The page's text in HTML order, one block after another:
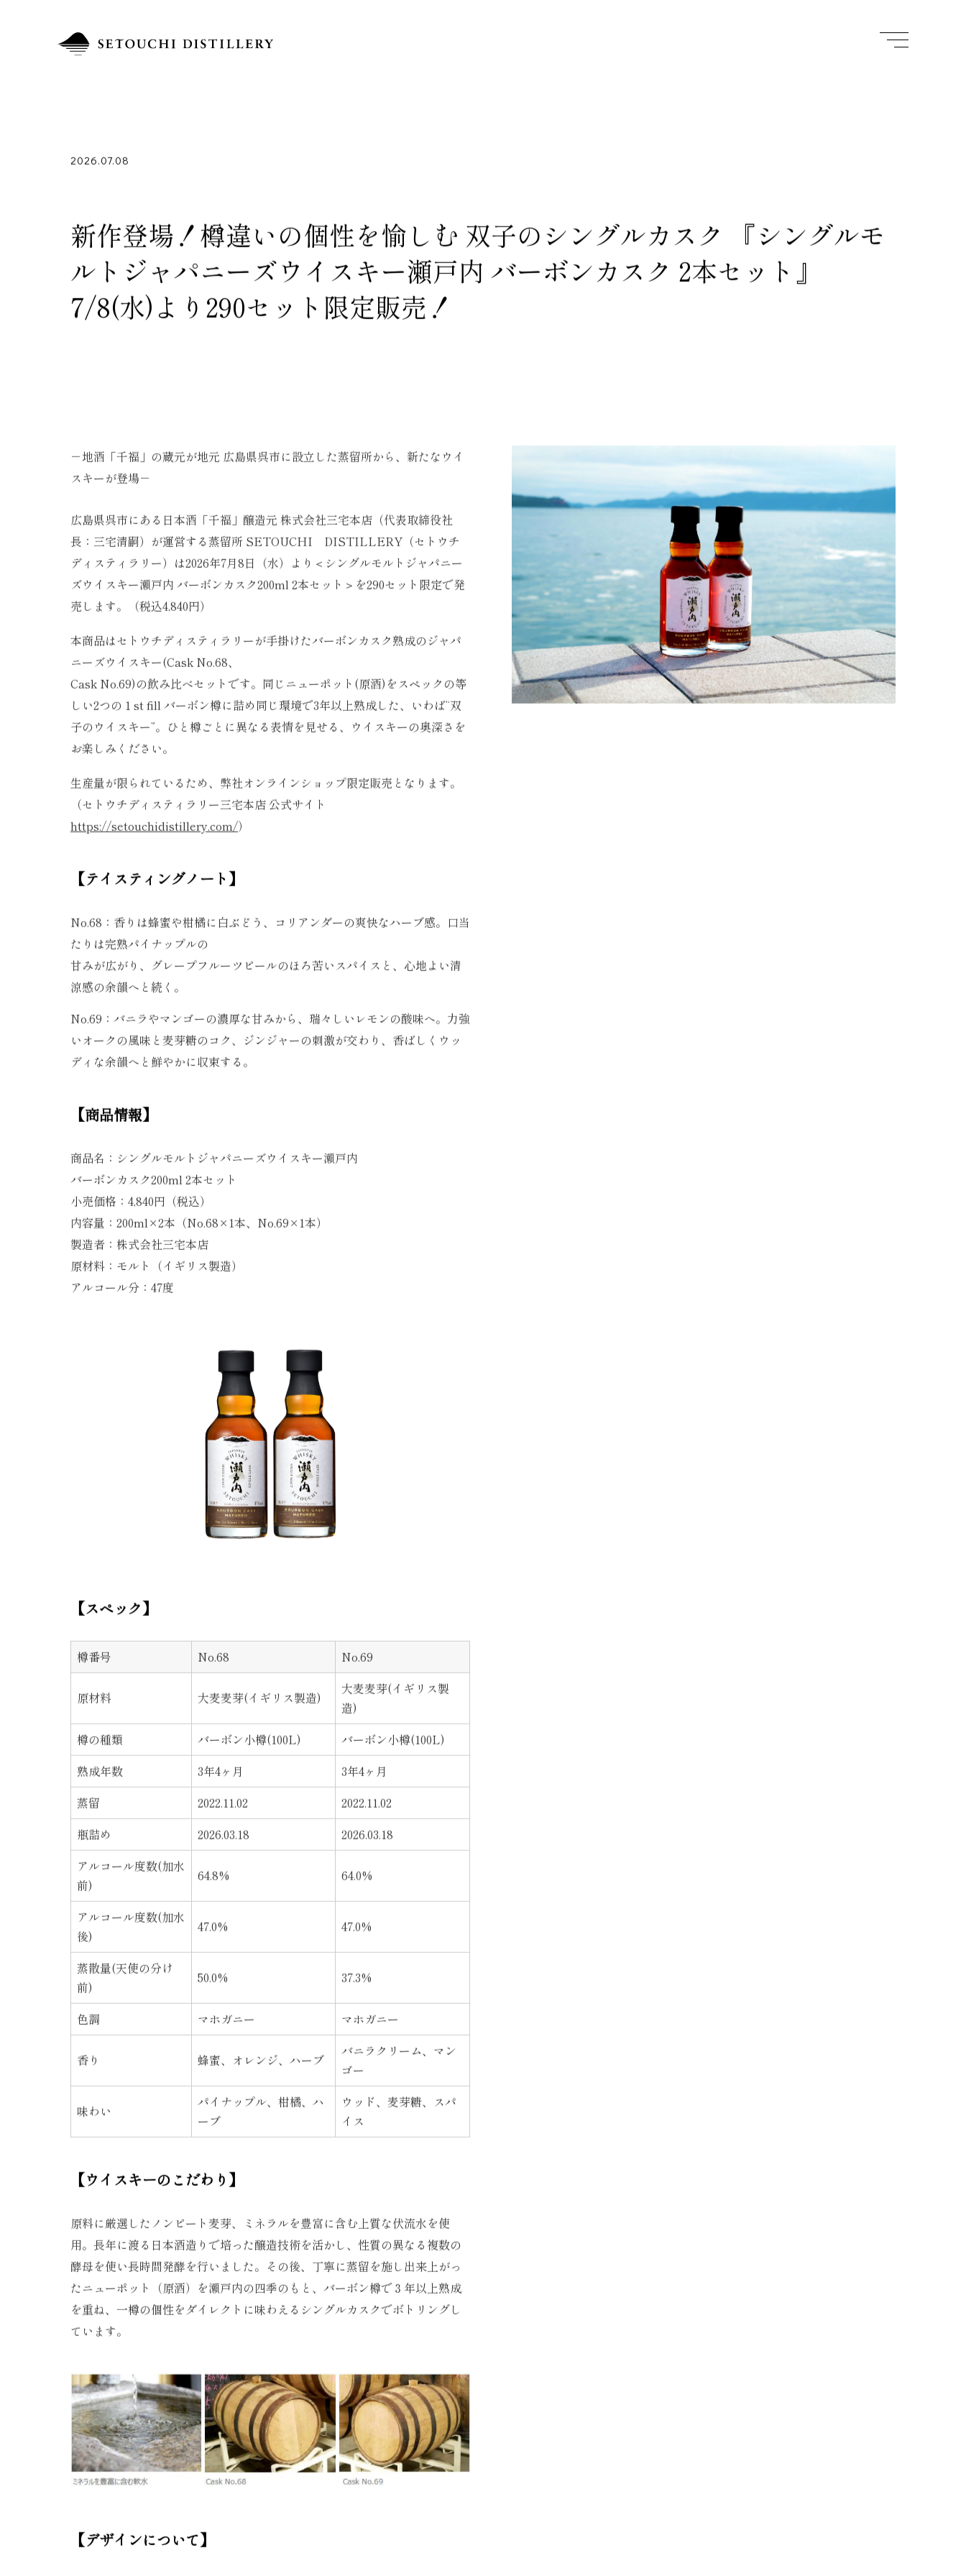
2026.07.08
新作登場！樽違いの個性を愉しむ 双子のシングルカスク 『シングルモ
ルトジャパニーズウイスキー瀬戸内 バーボンカスク 2本セット』
7/8(水)より290セット限定販売！
－地酒「千福」の蔵元が地元 広島県呉市に設立した蒸留所から、新たなウイ
スキーが登場－
広島県呉市にある日本酒「千福」醸造元 株式会社三宅本店（代表取締役社
長：三宅清嗣）が運営する蒸留所 SETOUCHI DISTILLERY（セトウチ
ディスティラリー）は2026年7月8日（水）より＜シングルモルトジャパニー
ズウイスキー瀬戸内 バーボンカスク200ml 2本セット＞を290セット限定で発
売します。（税込4,840円）
本商品はセトウチディスティラリーが手掛けたバーボンカスク熟成のジャパ
ニーズウイスキー(Cask No.68、
Cask No.69)の飲み比べセットです。同じニューポット(原酒)をスペックの等
しい2つの１st fill バーボン樽に詰め同じ環境で3年以上熟成した、いわば“双
子のウイスキー”。ひと樽ごとに異なる表情を見せる、ウイスキーの奥深さを
お楽しみください。
生産量が限られているため、弊社オンラインショップ限定販売となります。
（セトウチディスティラリー三宅本店 公式サイト
https://setouchidistillery.com/）
【テイスティングノート】
No.68：香りは蜂蜜や柑橘に白ぶどう、コリアンダーの爽快なハーブ感。口当
たりは完熟パイナップルの
甘みが広がり、グレープフルーツピールのほろ苦いスパイスと、心地よい清
涼感の余韻へと続く。
No.69：バニラやマンゴーの濃厚な甘みから、瑞々しいレモンの酸味へ。力強
いオークの風味と麦芽糖のコク、ジンジャーの刺激が交わり、香ばしくウッ
ディな余韻へと鮮やかに収束する。
【商品情報】
商品名：シングルモルトジャパニーズウイスキー瀬戸内
バーボンカスク200ml 2本セット
小売価格：4,840円（税込）
内容量：200ml×2本（No.68×1本、No.69×1本）
製造者：株式会社三宅本店
原材料：モルト（イギリス製造）
アルコール分：47度
【スペック】
樽番号 No.68 No.69
原材料 大麦麦芽(イギリス製造)
大麦麦芽(イギリス製
造)
樽の種類
バーボン小樽(100L)
バーボン小樽(100L)
熟成年数
3年4ヶ月
3年4ヶ月
蒸留
2022.11.02
2022.11.02
瓶詰め
2026.03.18
2026.03.18
アルコール度数(加水
前)
64.8% 64.0%
アルコール度数(加水
後)
47.0% 47.0%
蒸散量(天使の分け
前)
50.0% 37.3%
色調 マホガニー マホガニー
香り 蜂蜜、オレンジ、ハーブ
バニラクリーム、マン
ゴー
味わい
パイナップル、柑橘、ハ
ーブ
ウッド、麦芽糖、スパ
イス
【ウイスキーのこだわり】
原料に厳選したノンピート麦芽、ミネラルを豊富に含む上質な伏流水を使
用。長年に渡る日本酒造りで培った醸造技術を活かし、性質の異なる複数の
酵母を使い長時間発酵を行いました。その後、丁寧に蒸留を施し出来上がっ
たニューポット（原酒）を瀬戸内の四季のもと、バーボン樽で３年以上熟成
を重ね、一樽の個性をダイレクトに味わえるシングルカスクでボトリングし
ています。
【デザインについて】